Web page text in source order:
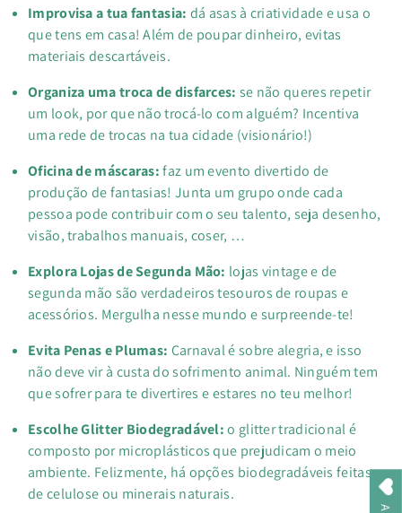
Improvisa a tua fantasia: dá asas à criatividade e usa o
que tens em casa! Além de poupar dinheiro, evitas
materiais descartáveis.
Organiza uma troca de disfarces: se não queres repetir
um look, por que não trocá-lo com alguém? Incentiva
uma rede de trocas na tua cidade (visionário!)
Oficina de máscaras: faz um evento divertido de
produção de fantasias! Junta um grupo onde cada
pessoa pode contribuir com o seu talento, seja desenho,
visão, trabalhos manuais, coser, …
Explora Lojas de Segunda Mão: lojas vintage e de
segunda mão são verdadeiros tesouros de roupas e
acessórios. Mergulha nesse mundo e surpreende-te!
Evita Penas e Plumas: Carnaval é sobre alegria, e isso
não deve vir à custa do sofrimento animal. Ninguém tem
que sofrer para te divertires e estares no teu melhor!
Escolhe Glitter Biodegradável: o glitter tradicional é
composto por microplásticos que prejudicam o meio
ambiente. Felizmente, há opções biodegradáveis feitas
de celulose ou minerais naturais.